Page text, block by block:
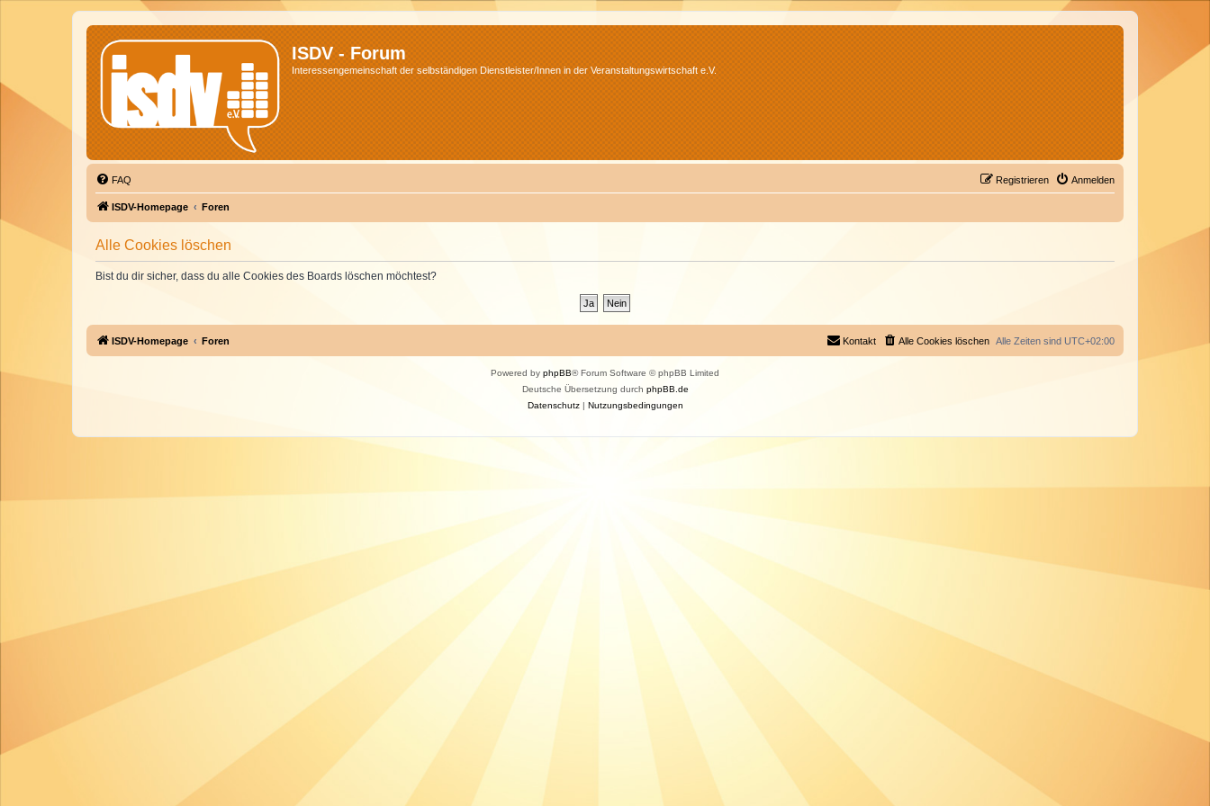
ISDV - Forum
Interessengemeinschaft der selbständigen Dienstleister/Innen in der Veranstaltungswirtschaft e.V.
FAQ Anmelden
Registrieren
ISDV-Homepage Foren
Alle Cookies löschen
Bist du dir sicher, dass du alle Cookies des Boards löschen möchtest?
ISDV-Homepage Foren Alle Zeiten sind UTC+02:00
Alle Cookies löschen
Kontakt
Powered by phpBB® Forum Software © phpBB Limited
Deutsche Übersetzung durch phpBB.de
Datenschutz| Nutzungsbedingungen